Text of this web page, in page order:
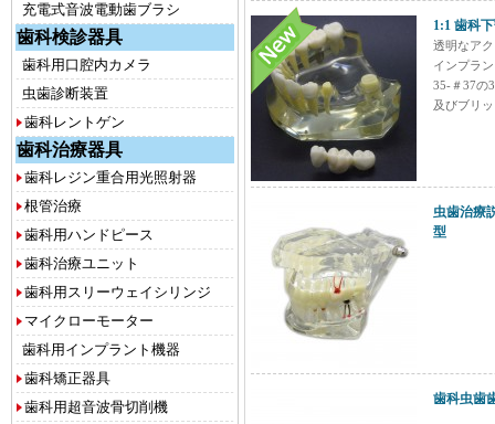
充電式音波電動歯ブラシ
歯科検診器具
歯科用口腔内カメラ
虫歯診断装置
歯科レントゲン
歯科治療器具
歯科レジン重合用光照射器
根管治療
歯科用ハンドピース
歯科治療ユニット
歯科用スリーウェイシリンジ
マイクローモーター
歯科用インプラント機器
歯科矯正器具
歯科用超音波骨切削機
1:1 歯科
透明なア
インプラ
35-＃37の
及びブリ
虫歯治療
型
歯科虫歯